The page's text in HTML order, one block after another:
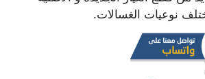
نوعيات الغسالات.